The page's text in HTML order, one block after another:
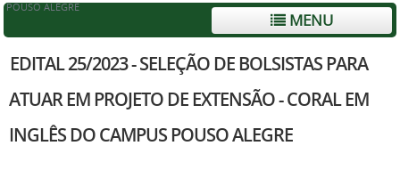
POUSO ALEGRE
MENU
EDITAL 25/2023 - SELEÇÃO DE BOLSISTAS PARA
ATUAR EM PROJETO DE EXTENSÃO - CORAL EM
INGLÊS DO CAMPUS POUSO ALEGRE